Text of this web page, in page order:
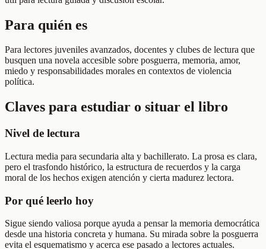
Para quién es
Para lectores juveniles avanzados, docentes y clubes de lectura que
busquen una novela accesible sobre posguerra, memoria, amor,
miedo y responsabilidades morales en contextos de violencia
política.
Claves para estudiar o situar el libro
Nivel de lectura
Lectura media para secundaria alta y bachillerato. La prosa es clara,
pero el trasfondo histórico, la estructura de recuerdos y la carga
moral de los hechos exigen atención y cierta madurez lectora.
Por qué leerlo hoy
Sigue siendo valiosa porque ayuda a pensar la memoria democrática
desde una historia concreta y humana. Su mirada sobre la posguerra
evita el esquematismo y acerca ese pasado a lectores actuales.